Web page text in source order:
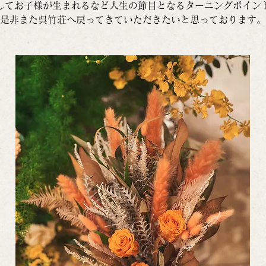
てお子様が生まれるなど人生の節目となるターニングポイン
是非また呉竹荘へ戻ってきていただきたいと思っております。